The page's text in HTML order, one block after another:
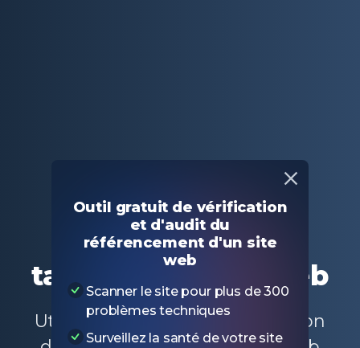
Outils SEO gratuits
Vérificateur de la
taille des pages web
Utilisez notre outil de vérification
Outil gratuit de vérification
et d'audit du
référencement d'un site
web
Scanner le site pour plus de 300
problèmes techniques
Surveillez la santé de votre site